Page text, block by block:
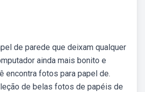
de parede que deixam qualquer
ainda mais bonito e
encontra fotos para papel de.
de belas fotos de papéis de